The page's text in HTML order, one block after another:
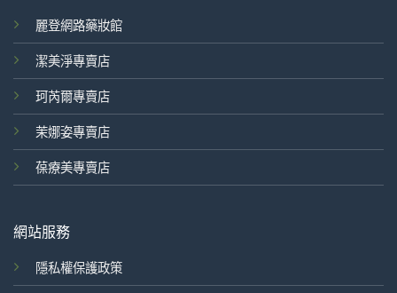
麗登網路藥妝館
潔美淨專賣店
珂芮爾專賣店
茉娜姿專賣店
葆療美專賣店
網站服務
隱私權保護政策